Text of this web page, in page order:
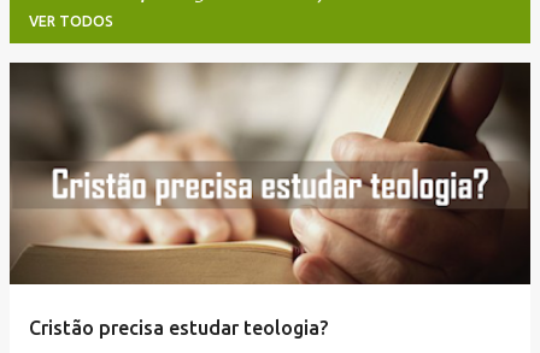
VER TODOS
P
o
s
g
Cristão precisa estudar teologia?